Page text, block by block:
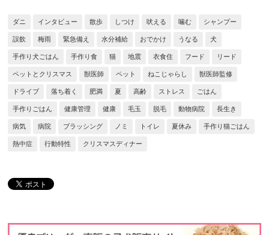
ダニ インタビュー 散歩 しつけ 吠える 噛む シャンプー
誤飲 梅雨 緊急備え 水分補給 おでかけ うなる 犬
手作り犬ごはん 手作り食 猫 地震 衣食住 フード リード
ペットとクリスマス 獣医師 ペット ねこじゃらし 獣医師監修
ドライブ 落ち着く 肥満 夏 高齢 ストレス ごはん
手作りごはん 健康管理 健康 毛玉 脱毛 動物病院 長生き
病気 病院 ブラッシング ノミ トイレ 夏休み 手作り猫ごはん
熱中症 行動特性 クリスマスディナー